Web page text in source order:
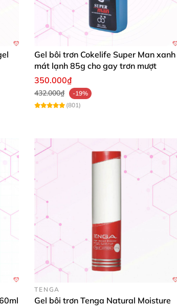
Gel bôi trơn Cokelife Super Man xanh
mát lạnh 85g cho gay trơn mượt
350.000₫
432.000₫
-19%
(801)
TENGA
Gel bôi trơn Tenga Natural Moisture